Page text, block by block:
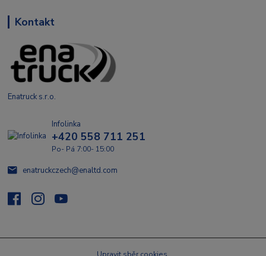
Kontakt
Enatruck s.r.o.
Infolinka
+420 558 711 251
Po- Pá 7:00- 15:00
enatruckczech@enaltd.com